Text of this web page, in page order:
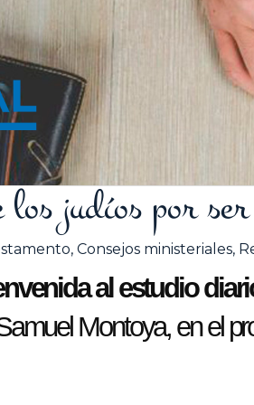
los judíos por
, Consejos ministeriales,
al estudio
Montoya, en el